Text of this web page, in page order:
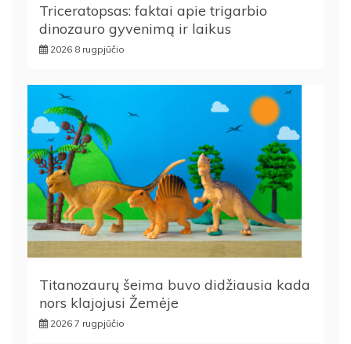
Triceratopsas: faktai apie trigarbio
dinozauro gyvenimą ir laikus
2026 8 rugpjūčio
Titanozaurų šeima buvo didžiausia kada
nors klajojusi Žemėje
2026 7 rugpjūčio